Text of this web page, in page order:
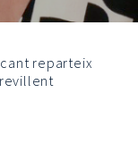
reparteix